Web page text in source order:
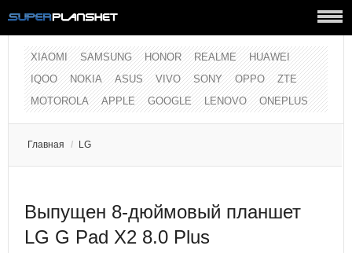
XIAOMI SAMSUNG HONOR REALME
HUAWEI
IQOO
NOKIA ASUS VIVO SONY OPPO
ZTE
MOTOROLA
APPLE GOOGLE LENOVO ONEPLUS
Главная / LG
Выпущен 8-дюймовый планшет
LG G Pad X2 8.0 Plus